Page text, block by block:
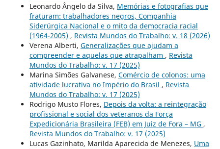
Leonardo Ângelo da Silva, Memórias e fotografias que
fraturam: trabalhadores negros, Companhia
Siderúrgica Nacional e o mito da democracia racial
(1964-2005) , Revista Mundos do Trabalho: v. 18 (2026)
Verena Alberti, Generalizações que ajudam a
compreender e aquelas que atrapalham , Revista
Mundos do Trabalho: v. 17 (2025)
Marina Simões Galvanese, Comércio de colonos: uma
atividade lucrativa no Império do Brasil , Revista
Mundos do Trabalho: v. 17 (2025)
Rodrigo Musto Flores, Depois da volta: a reintegração
profissional e social dos veteranos da Força
Expedicionária Brasileira (FEB) em Juiz de Fora – MG ,
Revista Mundos do Trabalho: v. 17 (2025)
Lucas Gazinhato, Marilda Aparecida de Menezes, Uma